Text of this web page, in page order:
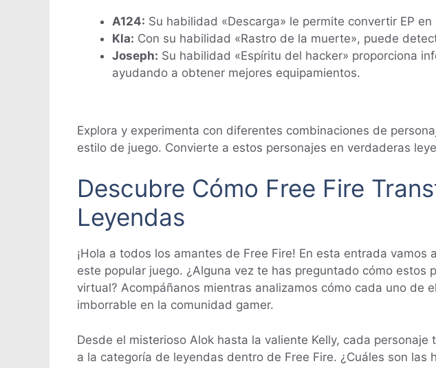
A124: Su habilidad «Descarga» le permite convertir EP
Kla: Con su habilidad «Rastro de la muerte», puede
Joseph: Su habilidad «Espíritu del hacker» proporciona
ayudando a obtener mejores equipamientos.
Explora y experimenta con diferentes combinaciones de
estilo de juego. Convierte a estos personajes en verdaderas
Descubre Cómo Free Fire
Leyendas
¡Hola a todos los amantes de Free Fire! En esta entrada
este popular juego. ¿Alguna vez te has preguntado cómo
virtual? Acompáñanos mientras analizamos cómo cada uno de
imborrable en la comunidad gamer.
Desde el misterioso Alok hasta la valiente Kelly, cada
a la categoría de leyendas dentro de Free Fire. ¿Cuáles son